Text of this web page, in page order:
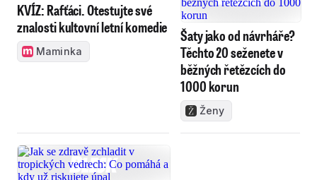
KVÍZ: Rafťáci. Otestujte své
znalosti kultovní letní komedie
Maminka
Šaty jako od návrháře?
Těchto 20 seženete v
běžných řetězcích do
1000 korun
Ženy